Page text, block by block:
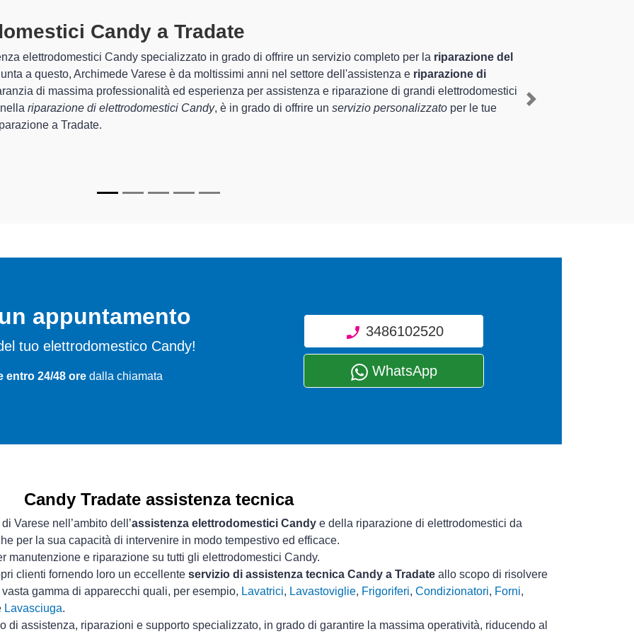
Candy A Tradate
Varese sono in grado di garantire al cliente esperienza pluriennale nel territorio di Tradate e provincia per
e lariparazione del tuo elettrodomestico Candy a Tradate, mediante il ripristino rapido del corretto
di Archimede Varese sono in grado di fornire interventi di diverse tipologie sugli elettrodomestici da
funzionanti e durare a lungo nel tempo.
Next
appuntamento
tuo elettrodomestico Candy!
entro 24/48 oredalla chiamata
3486102520
WhatsApp
Candy Tradate assistenza tecnica
Varese nell’ambito dell’assistenza elettrodomestici Candy e della riparazione di elettrodomestici da
per la sua capacità di intervenire in modo tempestivo ed efficace.
manutenzione e riparazione su tutti gli elettrodomestici Candy.
clienti fornendo loro un eccellente servizio di assistenza tecnica Candy a Tradate allo scopo di risolvere
gamma di apparecchi quali, per esempio, Lavatrici, Lavastoviglie, Frigoriferi, Condizionatori, Forni,
Lavasciuga.
di assistenza, riparazioni e supporto specializzato, in grado di garantire la massima operatività, riducendo al